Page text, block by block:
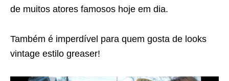
de muitos atores famosos hoje em dia.
Também é imperdível para quem gosta de looks
vintage estilo greaser!